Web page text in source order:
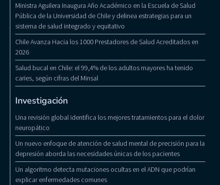
Ministra Aguilera Inaugura Año Académico en la Escuela de Salud
Pública de la Universidad de Chile y delinea estrategias para un
sistema de salud integrado y equitativo
Chile Avanza Hacia los 1000 Prestadores de Salud Acreditados en
2026
Salud bucal en Chile: el 99,4% de los adultos mayores ha tenido
caries, según cifras del Minsal
Investigación
Una revisión global identifica los mejores tratamientos para el dolor
neuropático
Un nuevo enfoque de atención de salud mental de precisión para la
depresión aborda las necesidades únicas de los pacientes
Un algoritmo detecta mutaciones ocultas en el ADN que podrían
explicar enfermedades comunes